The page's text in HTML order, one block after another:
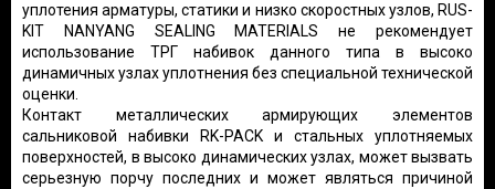
уплотения арматуры, статики и низко скоростных узлов, RUS-
KIT NANYANG SEALING MATERIALS не рекомендует
использование ТРГ набивок данного типа в высоко
динамичных узлах уплотнения без специальной технической
оценки.
Контакт металлических армирующих элементов
сальниковой набивки RK-PACK и стальных уплотняемых
поверхностей, в высоко динамических узлах, может вызвать
серьезную порчу последних и может являться причиной